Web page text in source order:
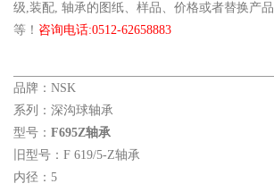
级,装配, 轴承的图纸、样品、价格或者替换产品
等！ 咨询电话:0512-62658883
品牌：NSK
系列：深沟球轴承
型号： F695Z轴承
旧型号：F 619/5-Z轴承
内径：5